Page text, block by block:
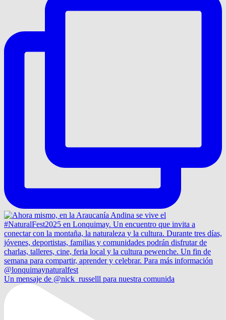
Un mensaje de @nick_russelll para nuestra comunida